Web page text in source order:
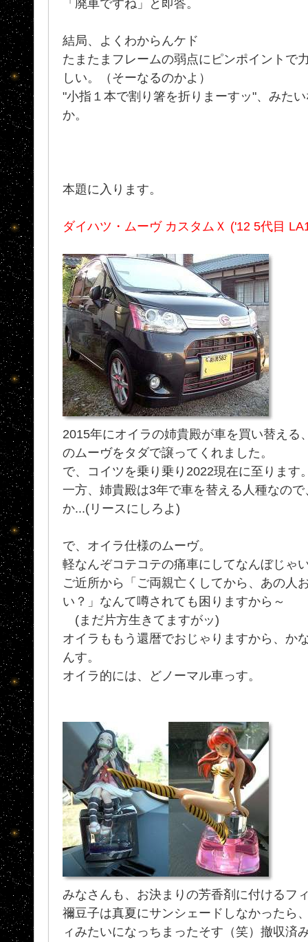
「廃車ですね」と即答。
結局、よくわからんケド
たまたまフレームの弱点にピンポイント
しい。（そーなるのかよ）
"小指１本で割り箸を折りまーすッ"、みた
か。
本題に入ります。
ダイハツ・ムーヴ カスタムＸ ('12 5代目
2015年にオイラの姉貴殿が車を買い替える
のムーヴをタダで譲ってくれました。
で、コイツを乗り乗り2022現在に至ります
一方、姉貴殿は3年で車を替える人種なの
か...(リースにしろよ)
で、オイラ仕様のムーヴ。
軽なんぞコテコテの痛車にしてなんぼじゃ
ご近所から「ご両親亡くしてから、あの人
い？」なんて噂されても困りますから～
(まだ片方生きてますがッ)
オイラももう還暦でおじゃりますから、か
んす。
オイラ的には、どノーマル車っす。
みなさんも、お決まりの芳香剤に付けるフ
禰豆子は真夏にサンシェードしなかったら
ィみたいになっちまったそす（笑）撤収済